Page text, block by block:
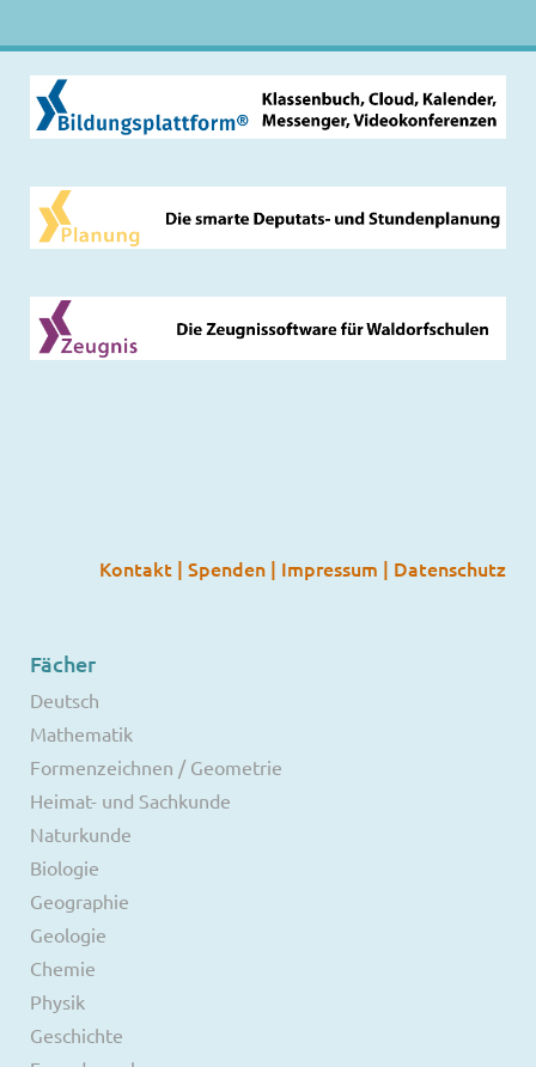
Kontakt | Spenden | Impressum | Datenschutz
Fächer
Deutsch
Mathematik
Formenzeichnen / Geometrie
Heimat- und Sachkunde
Naturkunde
Biologie
Geographie
Geologie
Chemie
Physik
Geschichte